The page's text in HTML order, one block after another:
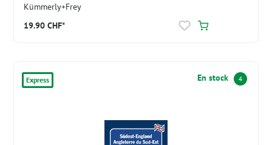
Kümmerly+Frey
19.90 CHF*
Express En stock 4